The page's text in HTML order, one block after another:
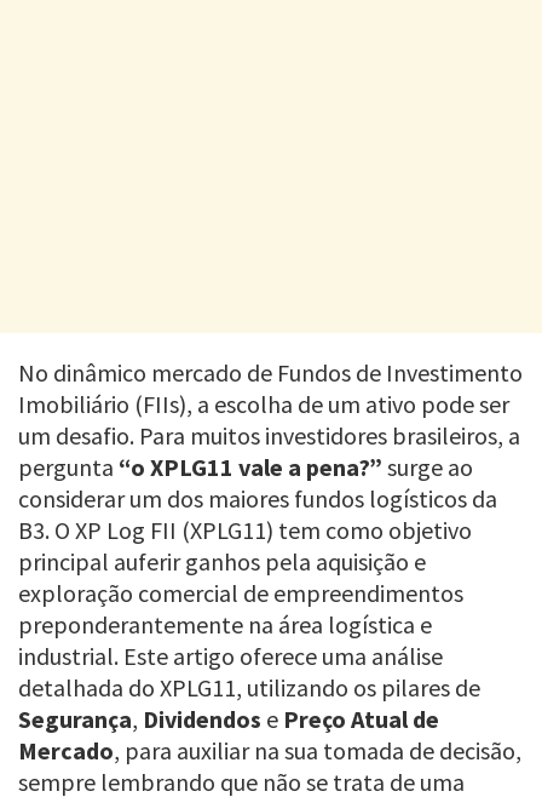
No dinâmico mercado de Fundos de Investimento
Imobiliário (FIIs), a escolha de um ativo pode ser
um desafio. Para muitos investidores brasileiros, a
pergunta “o XPLG11 vale a pena?” surge ao
considerar um dos maiores fundos logísticos da
B3. O XP Log FII (XPLG11) tem como objetivo
principal auferir ganhos pela aquisição e
exploração comercial de empreendimentos
preponderantemente na área logística e
industrial. Este artigo oferece uma análise
detalhada do XPLG11, utilizando os pilares de
Segurança, Dividendos e Preço Atual de
Mercado, para auxiliar na sua tomada de decisão,
sempre lembrando que não se trata de uma